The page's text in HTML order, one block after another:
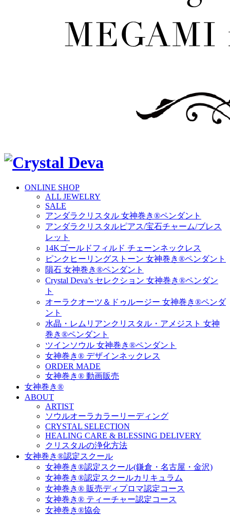
ONLINE SHOP
ALL JEWELRY
SALE
アンダラクリスタル 女神巻き®ペンダント
アンダラクリスタルピアス/宝石チャーム/ブレス
レット
14Kゴールドフィルド チェーンネックレス
ピンクヒーリングストーン 女神巻き®ペンダント
隕石 女神巻き®ペンダント
Crystal Deva’s セレクション 女神巻き®ペンダン
ト
オーラクオーツ＆ドゥルージー 女神巻き®ペンダ
ント
水晶・レムリアンクリスタル・アメジスト 女神
巻き®ペンダント
ツインソウル 女神巻き®ペンダント
女神巻き® デザインネックレス
ORDER MADE
女神巻き® 動画販売
女神巻き®
ABOUT
ARTIST
ソウルオーラカラーリーディング
CRYSTAL SELECTION
HEALING CARE & BLESSING DELIVERY
クリスタルの浄化方法
女神巻き®認定スクール
女神巻き®認定スクール(鎌倉・名古屋・金沢)
女神巻き®認定スクールカリキュラム
女神巻き® 販売ディプロマ認定コース
女神巻き® ティーチャー認定コース
女神巻き®協会